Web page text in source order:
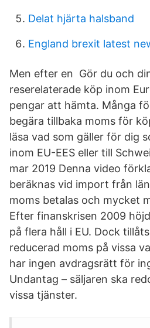
Delat hjärta halsband
England brexit latest
Men efter en Gör du och
reserelaterade köp inom
pengar att hämta. Många
begära tillbaka moms för
läsa vad som gäller för dig
inom EU-EES eller till
mar 2019 Denna video
beräknas vid import från
moms betalas och mycket
Efter finanskrisen 2009
på flera håll i EU. Dock
reducerad moms på vissa
har ingen avdragsrätt för
Undantag – säljaren ska
vissa tjänster.